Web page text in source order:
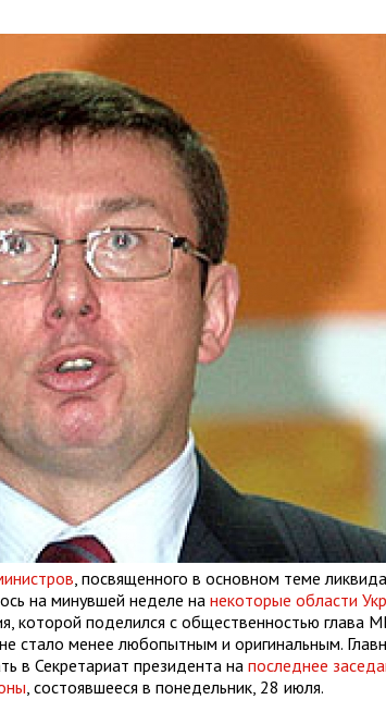
, посвященного в основном теме
на минувшей неделе на некоторые области
которой поделился с общественностью глава
стало менее любопытным и оригинальным.
в Секретариат президента на последнее
, состоявшееся в понедельник, 28 июля.